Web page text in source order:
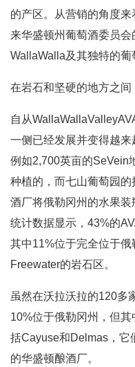
的产区。从营销的角度
来华盛顿州葡萄酒委员
WallaWalla及其独特的葡
在岩石和坚硬的地方之间
自从
一侧已经发展并变得越来
例如2,700英亩的SeVein
种植的，而七山葡萄园
酒厂将俄勒冈州的水果
统计数据显示，43%的
其中11%位于完全位于
Freewater的岩石区。
虽然在沃拉沃拉的120多
10%位于俄勒冈州，但
括Cayuse和Delmas，它
的华盛顿酿酒厂。